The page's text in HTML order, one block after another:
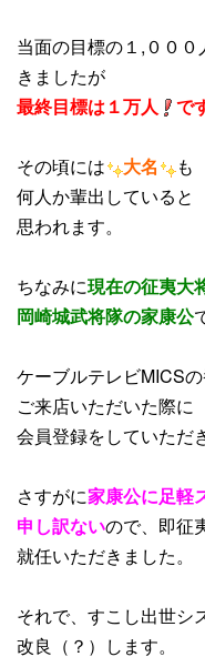
当面の目標の１,００
きましたが
最終目標は１万人
で
その頃には 大名
も
何人か輩出していると
思われます。
ちなみに現在の征夷大
岡崎城武将隊の家康公
ケーブルテレビMICS
ご来店いただいた際に
会員登録をしていただ
さすがに家康公に足軽
申し訳ないので、即征
就任いただきました。
それで、すこし出世シ
改良（？）します。